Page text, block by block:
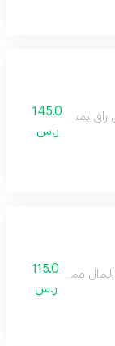
يمنحك الفخامة
145.0
ر.س
115.0
ر.س